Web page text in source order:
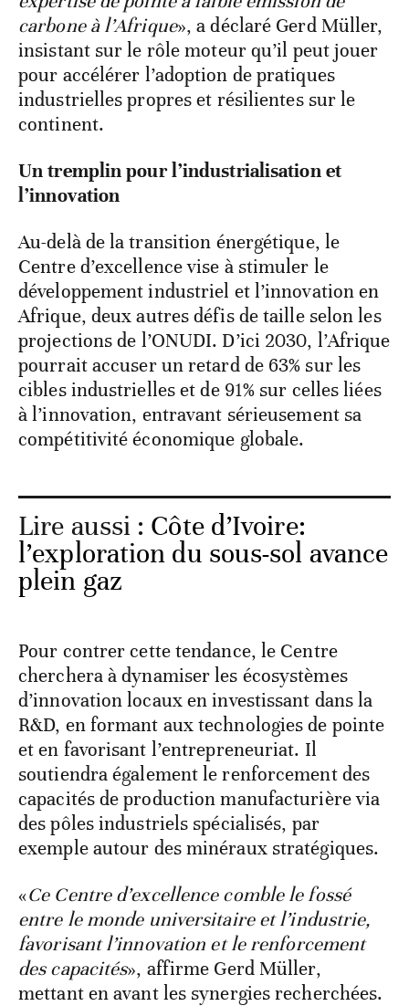
carbone à l’Afrique», a déclaré Gerd Müller,
insistant sur le rôle moteur qu’il peut jouer
pour accélérer l’adoption de pratiques
industrielles propres et résilientes sur le
continent.
Un tremplin pour l’industrialisation et
l’innovation
Au-delà de la transition énergétique, le
Centre d’excellence vise à stimuler le
développement industriel et l’innovation en
Afrique, deux autres défis de taille selon les
projections de l’ONUDI. D’ici 2030, l’Afrique
pourrait accuser un retard de 63% sur les
cibles industrielles et de 91% sur celles liées
à l’innovation, entravant sérieusement sa
compétitivité économique globale.
Lire aussi : Côte d’Ivoire:
l’exploration du sous-sol avance
plein gaz
Pour contrer cette tendance, le Centre
cherchera à dynamiser les écosystèmes
d’innovation locaux en investissant dans la
R&D, en formant aux technologies de pointe
et en favorisant l’entrepreneuriat. Il
soutiendra également le renforcement des
capacités de production manufacturière via
des pôles industriels spécialisés, par
exemple autour des minéraux stratégiques.
«Ce Centre d’excellence comble le fossé
entre le monde universitaire et l’industrie,
favorisant l’innovation et le renforcement
des capacités», affirme Gerd Müller,
mettant en avant les synergies recherchées.